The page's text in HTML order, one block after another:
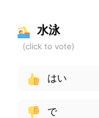
水泳
はい
で